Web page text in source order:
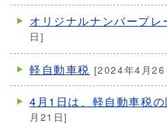
オリジナルナンバープレ
日]
軽自動車税 [2024年4月26
4月1日は、軽自動車税
月21日]